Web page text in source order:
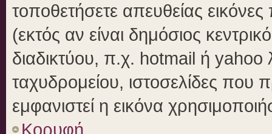
τοποθετήσετε απευθείας
(εκτός αν είναι δημόσιος
διαδικτύου, π.χ. hotmail ή yahoo
ταχυδρομείου, ιστοσελίδες που
εμφανιστεί η εικόνα
Κορυφή